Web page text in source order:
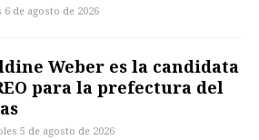
6 de agosto de 2026
Weber es la candidata
para la prefectura del
5 de agosto de 2026